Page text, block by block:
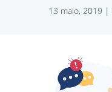
13 maio, 2019 |